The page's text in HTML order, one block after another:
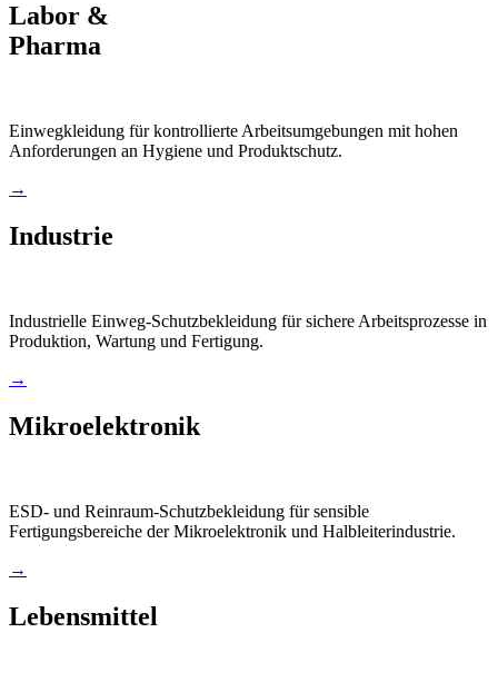
Labor &
Pharma
Einwegkleidung für kontrollierte Arbeitsumgebungen mit hohen
Anforderungen an Hygiene und Produktschutz.
→
Industrie
Industrielle Einweg-Schutzbekleidung für sichere Arbeitsprozesse in
Produktion, Wartung und Fertigung.
→
Mikroelektronik
ESD- und Reinraum-Schutzbekleidung für sensible
Fertigungsbereiche der Mikroelektronik und Halbleiterindustrie.
→
Lebensmittel